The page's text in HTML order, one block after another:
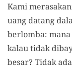
Kami
uang datang
berlomba: mana
kalau tidak
besar? Tidak